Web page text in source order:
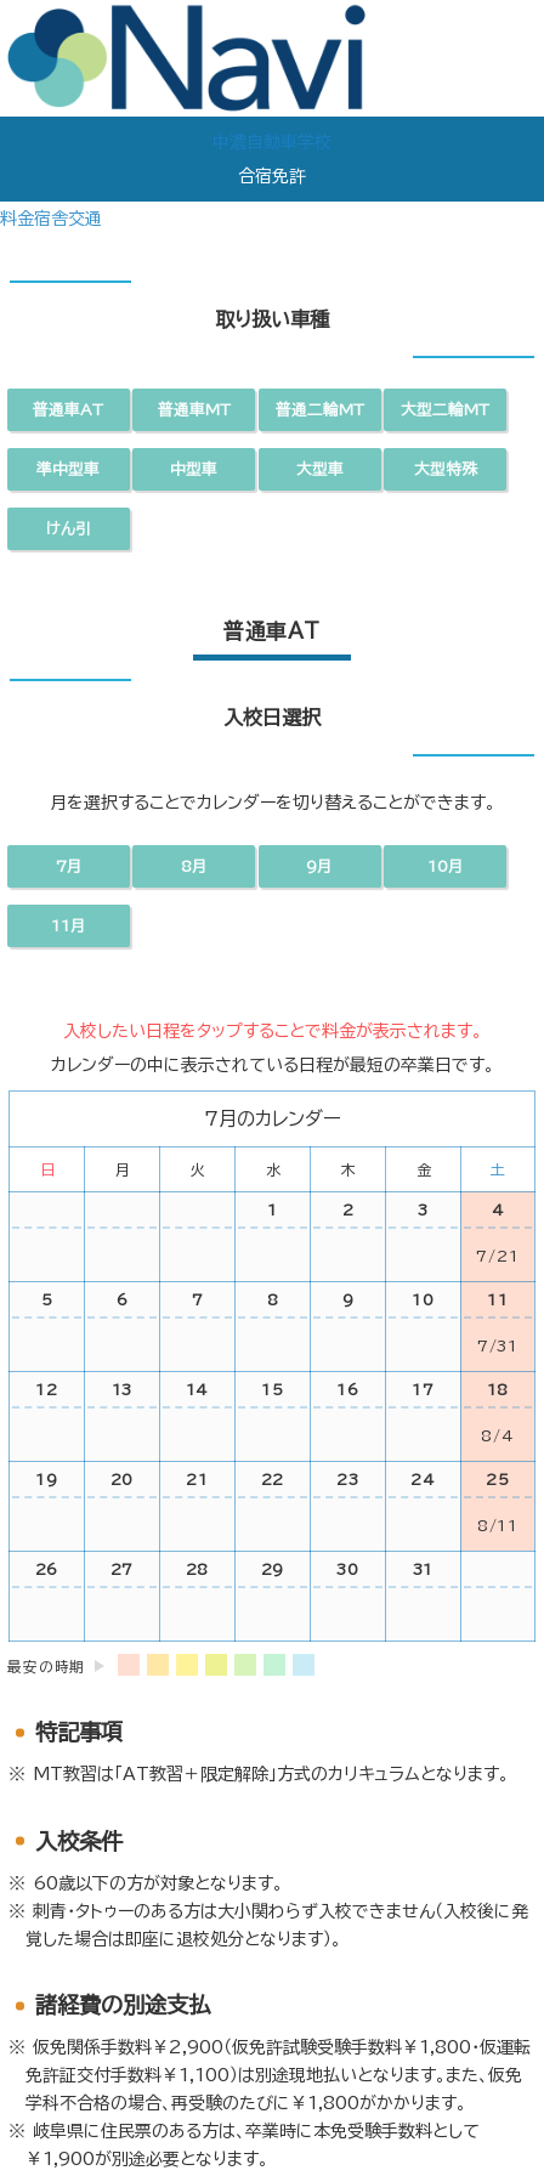
中濃自動車学校
合宿免許
料金宿舎交通
取り扱い車種
普通車MT
普通車AT 普通二輪MT 大型二輪MT
準中型車 中型車 大型車 大型特殊
けん引
普通車AT
入校日選択
月を選択することでカレンダーを切り替えることができます。
7月 8月 9月 10月
11月
入校したい日程をタップすることで料金が表示されます。
カレンダーの中に表示されている日程が最短の卒業日です。
7月のカレンダー
日 月 火 水 木 金 土
1 2 3 4
7/21
5 6 7 8 9 10 11
7/31
12 13 14 15 16 17 18
8/4
19 20 21 22 23 24 25
8/11
26 27 28 29 30 31
最安の時期
特記事項
MT教習は「AT教習＋限定解除」方式のカリキュラムとなります。
入校条件
60歳以下の方が対象となります。
刺青・タトゥーのある方は大小関わらず入校できません（入校後に発
覚した場合は即座に退校処分となります）。
諸経費の別途支払
仮免関係手数料￥2,900（仮免許試験受験手数料￥1,800・仮運転
免許証交付手数料￥1,100）は別途現地払いとなります。また、仮免
学科不合格の場合、再受験のたびに￥1,800がかかります。
岐阜県に住民票のある方は、卒業時に本免受験手数料として
￥1,900が別途必要となります。